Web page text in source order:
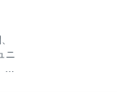
リ
を
ニ
フ